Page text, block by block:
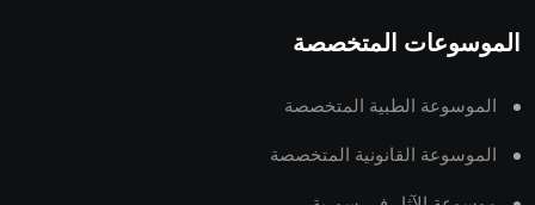
الموسوعات المتخصصة
الموسوعة الطبية المتخصصة
الموسوعة القانونية المتخصصة